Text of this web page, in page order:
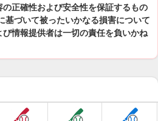
正確性および安全性を保証するもの
基づいて被ったいかなる損害について
情報提供者は一切の責任を負いかね